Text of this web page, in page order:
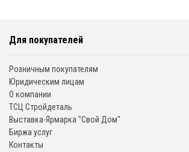
Для покупателей
Розничным покупателям
Юридическим лицам
О компании
ТСЦ Стройдеталь
Выставка-Ярмарка "Свой Дом"
Биржа услуг
Контакты